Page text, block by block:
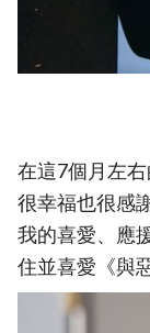
在這7個月左
很幸福也很感
我的喜愛、應
住並喜愛《與